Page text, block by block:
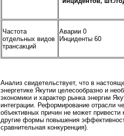
Частота
отдельных видов
трансакций
Аварии 0
Инциденты 60
Анализ свидетельствует, что в
энергетике Якутии целесообразно и
экономики и характер рынка энергии
интеграции. Реформирование отрасли
объективных причин не может
другие формы повышения
сравнительная конкуренция).